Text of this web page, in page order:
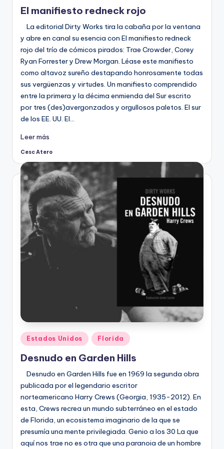
El manifiesto redneck rojo
La editorial Dirty Works tira la cabaña por la ventana
y abre en canal su esencia con El manifiesto redneck
rojo del trío de cómicos pirados: Trae Crowder, Corey
Ryan Forrester y Drew Morgan. Léase este manifiesto
como altavoz sureño destapando honrosamente todas
sus vergüenzas y virtudes. Un manifiesto comprendido
entre la primera y la décima enmienda del Sur escrito
por tres (des)avergonzados y orgullosos paletos. El sur
de los EE. UU. El…
Leer más
Publicado
Cesc Atero
Publicado
en
Estados Unidos Florida
Desnudo en Garden Hills
Desnudo en Garden Hills fue en 1969 la segunda obra
publicada por el legendario escritor
norteamericano Harry Crews (Georgia, 1935-2012). En
esta, Crews recrea un mundo subterráneo en el estado
de Florida, un ecosistema imaginario de la que se
presumía una mente privilegiada. Genio a los 30 La que
aquí nos trae no es otra que una paranoia de un hombre